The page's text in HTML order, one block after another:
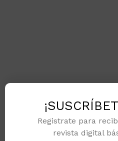
Registrate para
revista digital